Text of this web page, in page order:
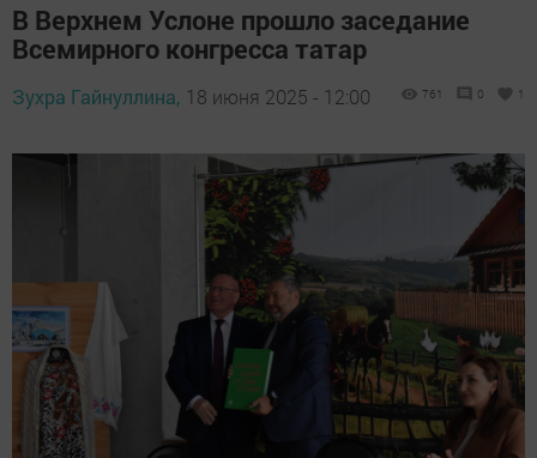
В Верхнем Услоне прошло заседание
Всемирного конгресса татар
Зухра Гайнуллина, 18 июня 2025 - 12:00 761 0 1